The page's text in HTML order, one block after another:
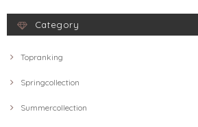
Category
Topranking
Springcollection
Summercollection